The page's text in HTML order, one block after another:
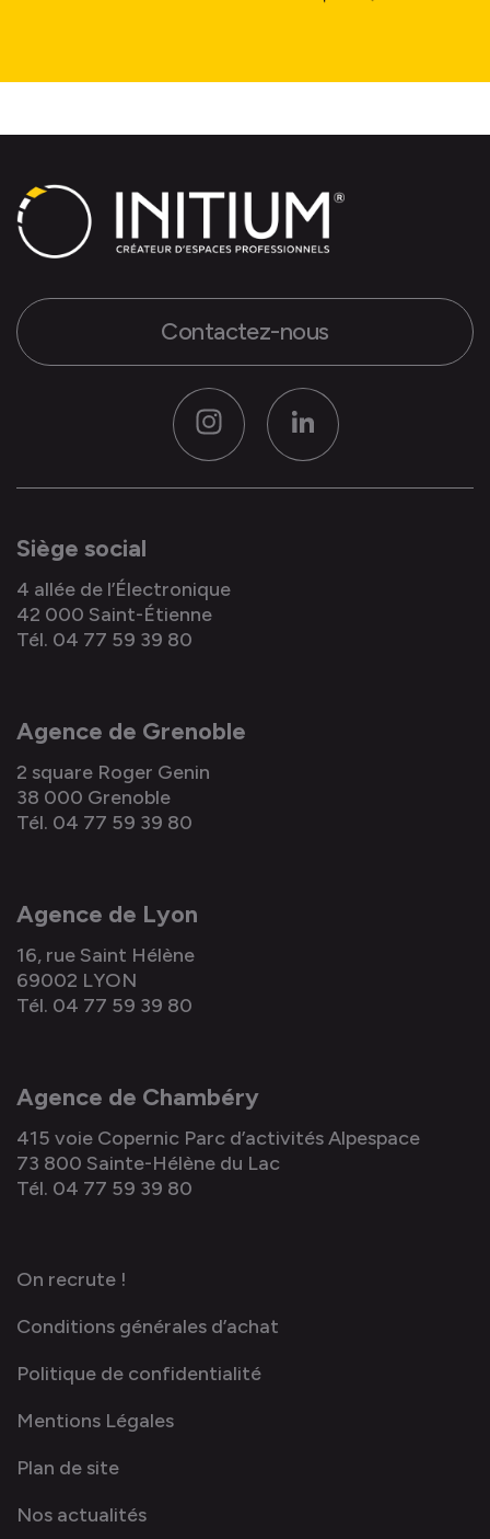
Contactez-nous
InstagramLinkedIn
Siège social
4 allée de l’Électronique
42 000 Saint-Étienne
Tél. 04 77 59 39 80
Agence de Grenoble
2 square Roger Genin
38 000 Grenoble
Tél. 04 77 59 39 80
Agence de Lyon
16, rue Saint Hélène
69002 LYON
Tél. 04 77 59 39 80
Agence de Chambéry
415 voie Copernic Parc d’activités Alpespace
73 800 Sainte-Hélène du Lac
Tél. 04 77 59 39 80
On recrute !
Conditions générales d’achat
Politique de confidentialité
Mentions Légales
Plan de site
Nos actualités